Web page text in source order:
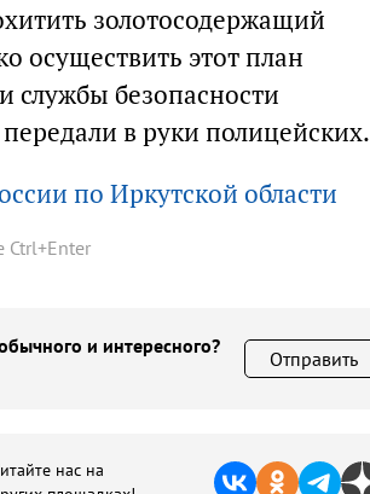
золотосодержащий
осуществить этот план
безопасности
в руки полицейских.
по Иркутской области
Ctrl+Enter
и интересного?
Отправить
нас на